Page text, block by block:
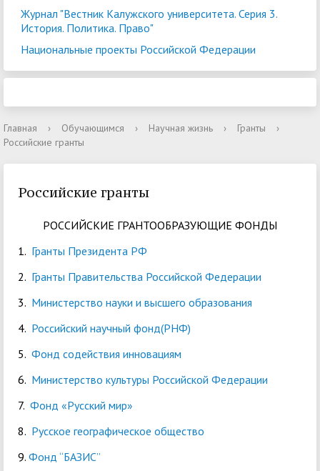
Журнал "Вестник Калужского университета. Серия 3.
История. Политика. Право"
Национальные проекты Российской Федерации
Главная › Обучающимся › Научная жизнь › Гранты
›
Российские гранты
Российские гранты
РОССИЙСКИЕ ГРАНТООБРАЗУЮЩИЕ ФОНДЫ
1. Гранты Президента РФ
2. Гранты Правительства Российской Федерации
3. Министерство науки и высшего образования
4. Российский научный фонд(РНФ)
5. Фонд содействия инновациям
6. Министерство культуры Российской Федерации
7. Фонд «Русский мир»
8. Русское географическое общество
9. Фонд “БАЗИС”